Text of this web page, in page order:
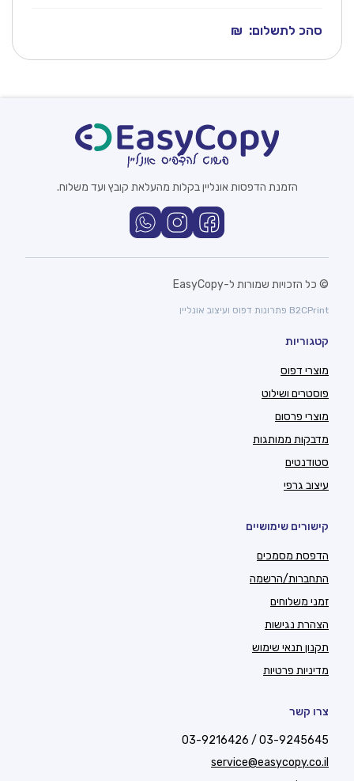
סהכ לתשלום: ₪
הזמנת הדפסות אונליין בקלות מהעלאת קובץ ועד משלוח.
© כל הזכויות שמורות ל-EasyCopy
B2CPrint פתרונות דפוס ועיצוב אונליין
קטגוריות
מוצרי דפוס
פוסטרים ושילוט
מוצרי פרסום
מדבקות ממותגות
סטודנטים
עיצוב גרפי
קישורים שימושיים
הדפסת מסמכים
התחברות/הרשמה
זמני משלוחים
הצהרת נגישות
תקנון תנאי שימוש
מדיניות פרטיות
צרו קשר
03-9245645 / 03-9216426
service@easycopy.co.il